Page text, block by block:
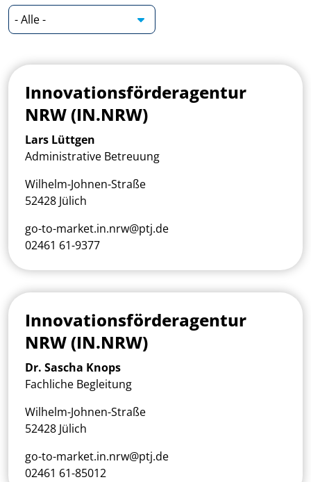
Innovationsförderagentur
NRW (IN.NRW)
Lars Lüttgen
Administrative Betreuung
Wilhelm-Johnen-Straße
52428 Jülich
go-to-market.in.nrw@ptj.de
02461 61-9377
Innovationsförderagentur
NRW (IN.NRW)
Dr. Sascha Knops
Fachliche Begleitung
Wilhelm-Johnen-Straße
52428 Jülich
go-to-market.in.nrw@ptj.de
02461 61-85012